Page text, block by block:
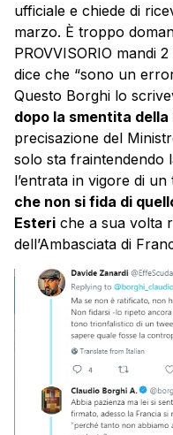
ufficiale e chiede di
marzo. È troppo
PROVVISORIO mandi
dice che “sono un
Questo Borghi lo
dopo la smentita della
precisazione del
solo sta fraintendendo
l’entrata in vigore di
che non si fida di
Esteri che a sua volta
dell’Ambasciata di